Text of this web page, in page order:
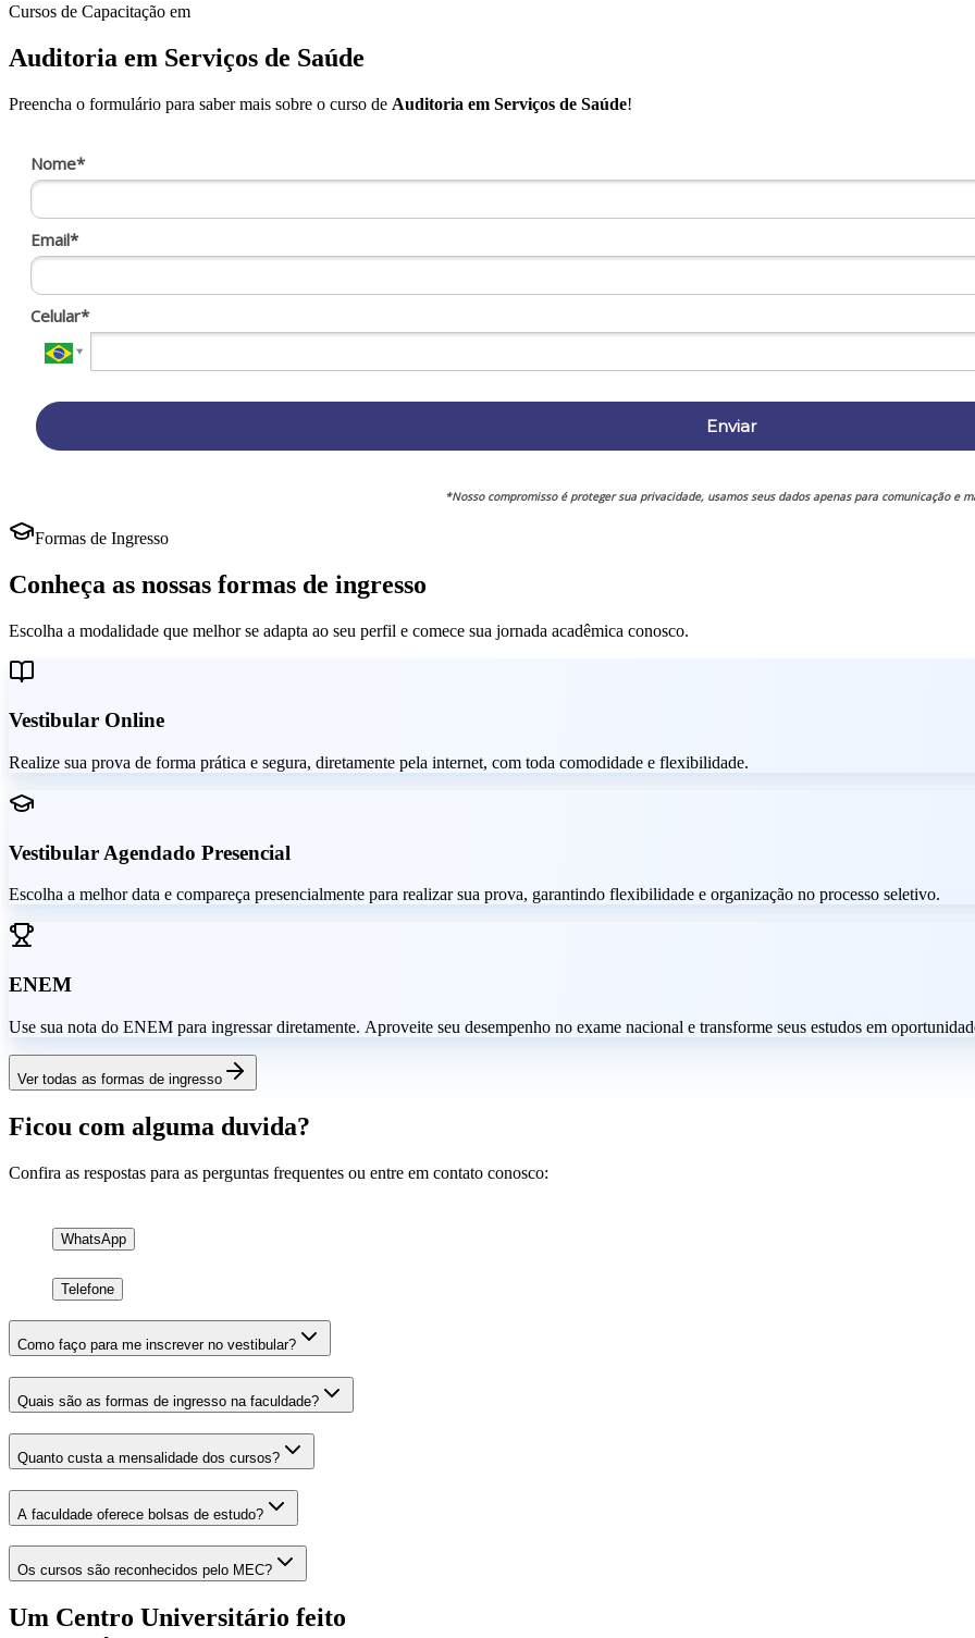
Cursos de Capacitação em
Auditoria em Serviços de Saúde
Preencha o formulário para saber mais sobre o curso de Auditoria em Serviços de Saúde!
Nome*
Email*
Celular*
Enviar
*Nosso compromisso é proteger sua privacidade, usamos seus dados apenas para comunicação e
Formas de Ingresso
Conheça as nossas formas de ingresso
Escolha a modalidade que melhor se adapta ao seu perfil e comece sua jornada acadêmica conosco.
Vestibular Online
Realize sua prova de forma prática e segura, diretamente pela internet, com toda comodidade e flexibilidade.
Vestibular Agendado Presencial
Escolha a melhor data e compareça presencialmente para realizar sua prova, garantindo flexibilidade e organização no processo seletivo.
ENEM
Use sua nota do ENEM para ingressar diretamente. Aproveite seu desempenho no exame nacional e transforme seus estudos em
Ver todas as formas de ingresso
Ficou com alguma duvida?
Confira as respostas para as perguntas frequentes ou entre em contato conosco:
WhatsApp
Telefone
Como faço para me inscrever no vestibular?
Quais são as formas de ingresso na faculdade?
Quanto custa a mensalidade dos cursos?
A faculdade oferece bolsas de estudo?
Os cursos são reconhecidos pelo MEC?
Um Centro Universitário feito